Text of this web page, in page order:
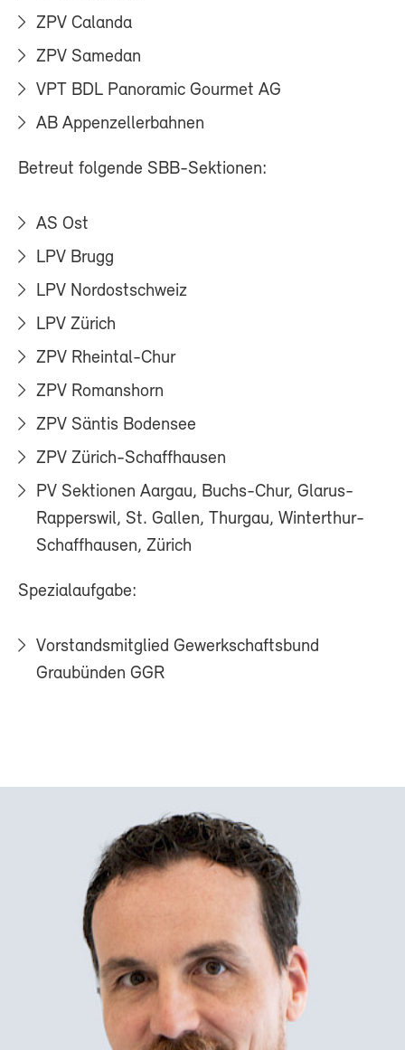
ZPV Calanda
ZPV Samedan
VPT BDL Panoramic Gourmet AG
AB Appenzellerbahnen
Betreut folgende SBB-Sektionen:
AS Ost
LPV Brugg
LPV Nordostschweiz
LPV Zürich
ZPV Rheintal-Chur
ZPV Romanshorn
ZPV Säntis Bodensee
ZPV Zürich-Schaffhausen
PV Sektionen Aargau, Buchs-Chur, Glarus-
Rapperswil, St. Gallen, Thurgau, Winterthur-
Schaffhausen, Zürich
Spezialaufgabe:
Vorstandsmitglied Gewerkschaftsbund
Graubünden GGR